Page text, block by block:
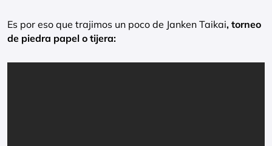
Es por eso que trajimos un poco de Janken Taikai, torneo
de piedra papel o tijera: